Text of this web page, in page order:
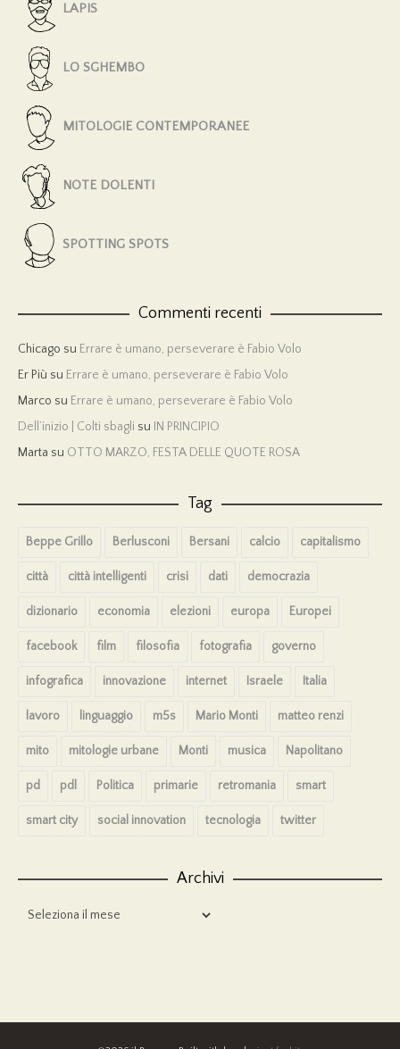
LAPIS
LO SGHEMBO
MITOLOGIE CONTEMPORANEE
NOTE DOLENTI
SPOTTING SPOTS
Commenti recenti
Chicago su Errare è umano, perseverare è Fabio Volo
Er Più su Errare è umano, perseverare è Fabio Volo
Marco su Errare è umano, perseverare è Fabio Volo
Dell’inizio | Colti sbagli su IN PRINCIPIO
Marta su OTTO MARZO, FESTA DELLE QUOTE ROSA
Tag
Beppe Grillo Berlusconi Bersani calcio capitalismo
città città intelligenti crisi dati democrazia
dizionario economia elezioni europa Europei
facebook film filosofia fotografia governo
infografica innovazione internet Israele Italia
lavoro linguaggio m5s Mario Monti matteo renzi
mito mitologie urbane Monti musica Napolitano
pd pdl Politica primarie retromania smart
smart city social innovation tecnologia twitter
Archivi
Archivi